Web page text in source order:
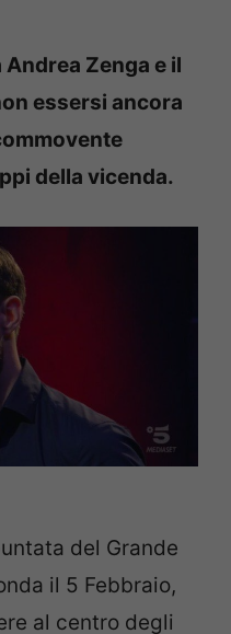
Zenga e il
essersi ancora
della vicenda.
del Grande
il 5 Febbraio,
al centro degli